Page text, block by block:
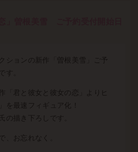
ションの新作「曽根美雪」ご予
す。
「君と彼女と彼女の恋」よりヒ
を最速フィギュア化！
の描き下ろしです。
、お忘れなく。